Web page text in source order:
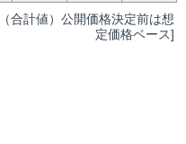
合計値）公開価格決定前は想
定価格ベース]